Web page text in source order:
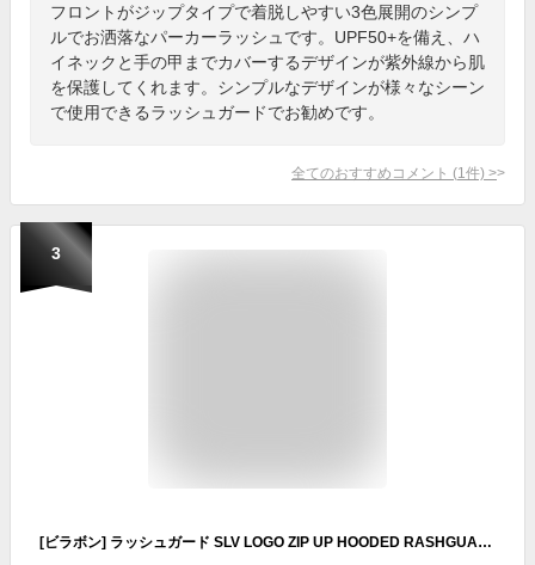
フロントがジップタイプで着脱しやすい3色展開のシンプ
ルでお洒落なパーカーラッシュです。UPF50+を備え、ハ
イネックと手の甲までカバーするデザインが紫外線から肌
を保護してくれます。シンプルなデザインが様々なシーン
で使用できるラッシュガードでお勧めです。
全てのおすすめコメント (1 件) >
3
[ビラボン] ラッシュガード SLV LOGO ZIP UP HOODED RASHGUARD レディース ホワイト L